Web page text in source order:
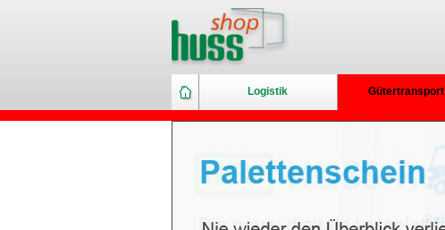
Logistik Gütertransport